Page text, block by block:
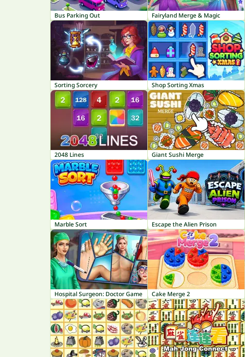
Bus Parking Out Fairyland Merge & Magic
Sorting Sorcery Shop Sorting Xmas
2048 Lines Giant Sushi Merge
Marble Sort Escape the Alien Prison
Hospital Surgeon: Doctor Game Cake Merge 2